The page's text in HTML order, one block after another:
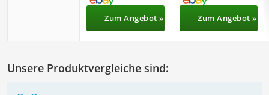
Zum Angebot » Zum Angebot »
Unsere Produktvergleiche sind: